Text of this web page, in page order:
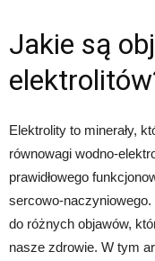
Jakie są
Elektrolity to minerały,
równowagi wodno-
prawidłowego
sercowo-
do różnych objawów,
nasze zdrowie. W tym